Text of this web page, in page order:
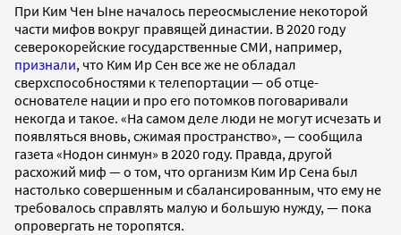
При Ким Чен Ыне началось переосмысление некоторой
части мифов вокруг правящей династии. В 2020 году
северокорейские государственные СМИ, например,
признали, что Ким Ир Сен все же не обладал
сверхспособностями к телепортации — об отце-
основателе нации и про его потомков поговаривали
некогда и такое. «На самом деле люди не могут исчезать и
появляться вновь, сжимая пространство», — сообщила
газета «Нодон синмун» в 2020 году. Правда, другой
расхожий миф — о том, что организм Ким Ир Сена был
настолько совершенным и сбалансированным, что ему не
требовалось справлять малую и большую нужду, — пока
опровергать не торопятся.